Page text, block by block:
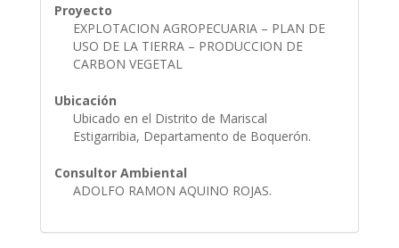
Proyecto
EXPLOTACION AGROPECUARIA – PLAN DE
USO DE LA TIERRA – PRODUCCION DE
CARBON VEGETAL
Ubicación
Ubicado en el Distrito de Mariscal
Estigarribia, Departamento de Boquerón.
Consultor Ambiental
ADOLFO RAMON AQUINO ROJAS.